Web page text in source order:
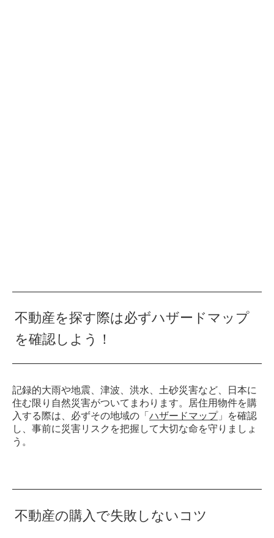
不動産を探す際は必ずハザードマップ
を確認しよう！
記録的大雨や地震、津波、洪水、土砂災害など、日本に
住む限り自然災害がついてまわります。居住用物件を購
入する際は、必ずその地域の「 ハザードマップ」を確認
し、事前に災害リスクを把握して大切な命を守りましょ
う。
不動産の購入で失敗しないコツ